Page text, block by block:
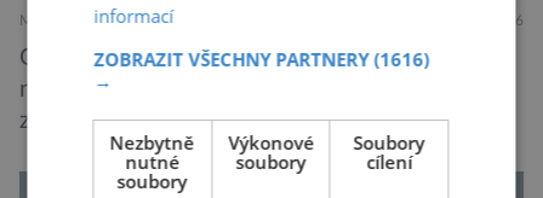
MEDICÍNA 30.7.2026
Geny jsou zvláštní archiv. Pamatují si příběhy
našich předků po tisíce generací a občas v nich
zůstane i chyba, která se tiše dědí dál. Je
nenápadná. Nepůsobí bolest ani únavu. Člověk
o ní nemusí vědět celý život. Přesto může
informací
ZOBRAZIT VŠECHNY PARTNERY(1616)
→
Nezbytně
nutné
soubory
Výkonové
soubory
Soubory
cílení